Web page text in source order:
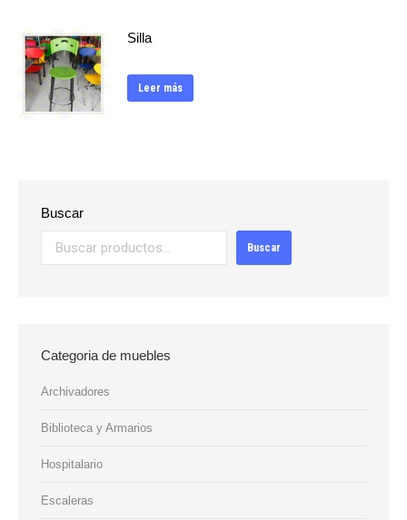
Silla
Leer más
Buscar
Buscar
Categoria de muebles
Archivadores
Biblioteca y Armarios
Hospitalario
Escaleras